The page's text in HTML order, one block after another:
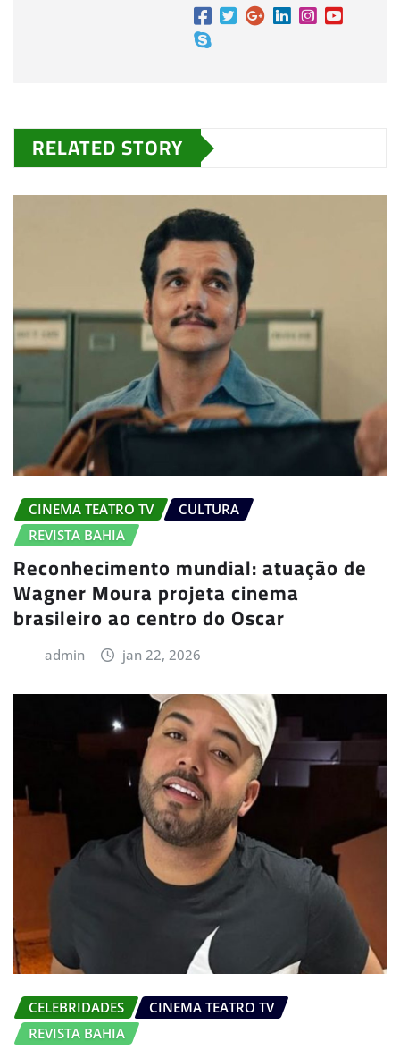
RELATED STORY
CINEMA TEATRO TV
CULTURA
REVISTA BAHIA
Reconhecimento mundial: atuação de
Wagner Moura projeta cinema
brasileiro ao centro do Oscar
admin jan 22, 2026
CELEBRIDADES
CINEMA TEATRO TV
REVISTA BAHIA